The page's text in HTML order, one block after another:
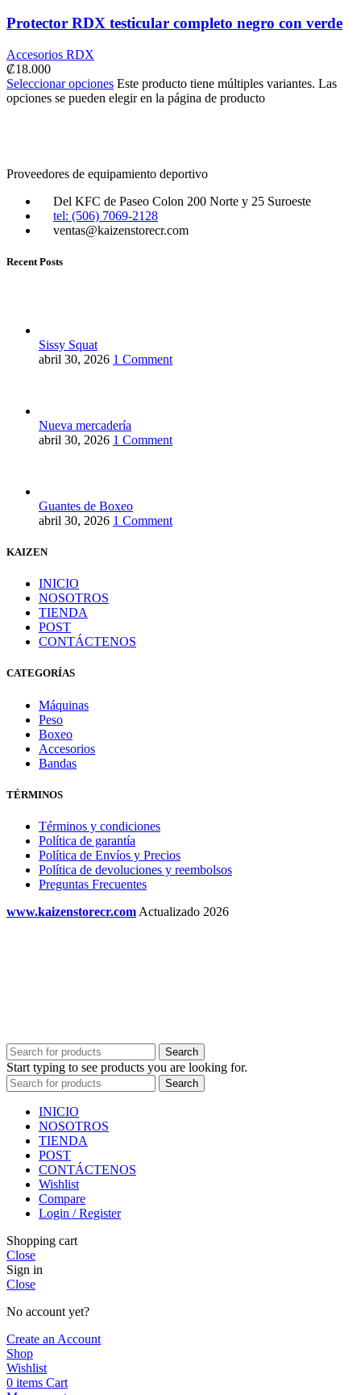
Protector RDX testicular completo negro con verde
Accesorios RDX
₡18.000
Seleccionar opciones Este producto tiene múltiples variantes. Las
opciones se pueden elegir en la página de producto
Proveedores de equipamiento deportivo
Del KFC de Paseo Colon 200 Norte y 25 Suroeste
tel: (506) 7069-2128
ventas@kaizenstorecr.com
Recent Posts
Sissy Squat
abril 30, 2026 1 Comment
Nueva mercadería
abril 30, 2026 1 Comment
Guantes de Boxeo
abril 30, 2026 1 Comment
KAIZEN
INICIO
NOSOTROS
TIENDA
POST
CONTÁCTENOS
CATEGORÍAS
Máquinas
Peso
Boxeo
Accesorios
Bandas
TÉRMINOS
Términos y condiciones
Política de garantía
Política de Envíos y Precios
Política de devoluciones y reembolsos
Preguntas Frecuentes
www.kaizenstorecr.com Actualizado 2026
Search
Start typing to see products you are looking for.
Search
INICIO
NOSOTROS
TIENDA
POST
CONTÁCTENOS
Wishlist
Compare
Login / Register
Shopping cart
Close
Sign in
Close
No account yet?
Create an Account
Shop
Wishlist
0 items Cart